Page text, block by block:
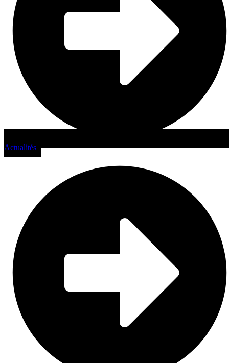
Actualités